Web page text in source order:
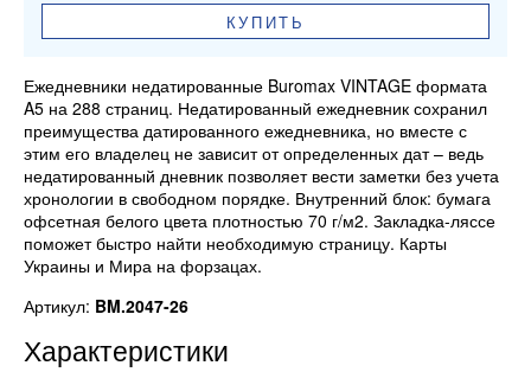
КУПИТЬ
Ежедневники недатированные Buromax VINTAGE формата
A5 на 288 страниц. Недатированный ежедневник сохранил
преимущества датированного ежедневника, но вместе с
этим его владелец не зависит от определенных дат – ведь
недатированный дневник позволяет вести заметки без учета
хронологии в свободном порядке. Внутренний блок: бумага
офсетная белого цвета плотностью 70 г/м2. Закладка-ляссе
поможет быстро найти необходимую страницу. Карты
Украины и Мира на форзацах.
Артикул: BM.2047-26
Характеристики